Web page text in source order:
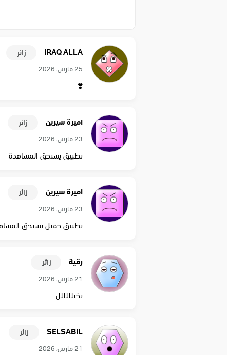
IRAQ ALLA زائر
25 مارس، 2026
❣️
اميرة سيرين زائر
23 مارس، 2026
تطبيق يستحق المشاهدة
اميرة سيرين زائر
23 مارس، 2026
تطبيق جميل يستحق
رقية زائر
21 مارس، 2026
يخبلللللل
SELSABIL زائر
21 مارس، 2026